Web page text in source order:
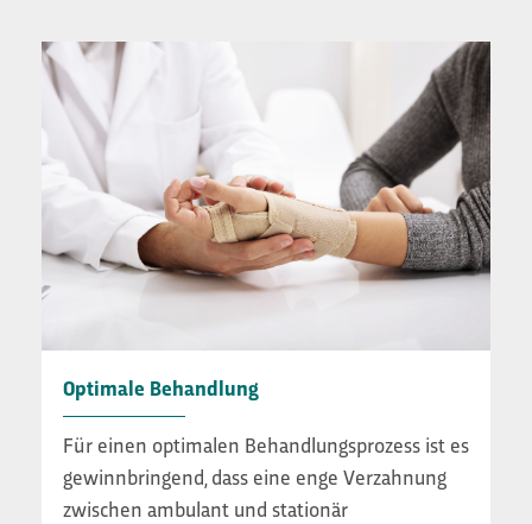
Optimale Behandlung
Für einen optimalen Behandlungsprozess ist es
gewinnbringend, dass eine enge Verzahnung
zwischen ambulant und stationär